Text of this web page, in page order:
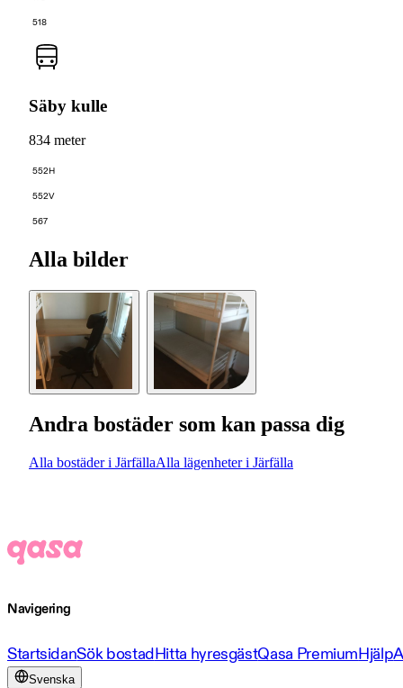
518
Säby kulle
834 meter
552H
552V
567
Alla bilder
Andra bostäder som kan passa dig
Alla bostäder i JärfällaAlla lägenheter i Järfälla
Navigering
StartsidanSök bostadHitta hyresgästQasa PremiumHjälp
Svenska